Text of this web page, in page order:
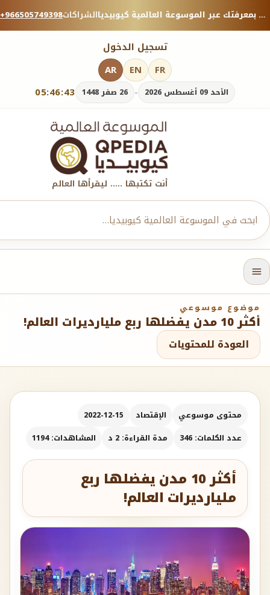
+966505749398الشراكات منصة معرفية موثوقة — شارك بمعرفتك عبر الموسوعة العالمية كيوبيديا.
تسجيل الدخول
05:46:44 الأحد 09 أغسطس 2026 - 26 صفر 1448
AR EN FR
أنت تكتبها ..... ليقرأها العالم
موضوع موسوعي
أكثر 10 مدن يفضلها ربع مليارديرات العالم!
العودة للمحتويات
محتوى موسوعي الإقتصاد
2022-12-15
عدد الكلمات: 346
مدة القراءة: 2 د المشاهدات: 1194
أكثر 10 مدن يفضلها ربع
مليارديرات العالم!